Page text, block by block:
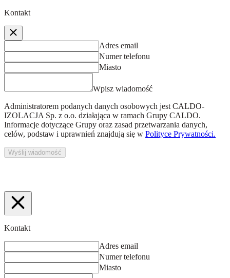
Kontakt
Adres email
Numer telefonu
Miasto
Wpisz wiadomość
Administratorem podanych danych osobowych jest CALDO-
IZOLACJA Sp. z o.o. działająca w ramach Grupy CALDO.
Informacje dotyczące Grupy oraz zasad przetwarzania danych,
celów, podstaw i uprawnień znajdują się w Polityce Prywatności.
Wyślij wiadomość
Kontakt
Adres email
Numer telefonu
Miasto